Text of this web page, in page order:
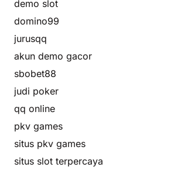
demo slot
domino99
jurusqq
akun demo gacor
sbobet88
judi poker
qq online
pkv games
situs pkv games
situs slot terpercaya